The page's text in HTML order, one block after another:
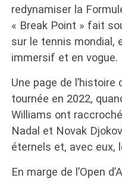
redynamiser la
« Break Point » fait
sur le tennis mondial,
immersif et en vogue.
Une page de l’histoire
tournée en 2022,
Williams ont
Nadal et Novak
éternels et, avec eux,
En marge de l’Open